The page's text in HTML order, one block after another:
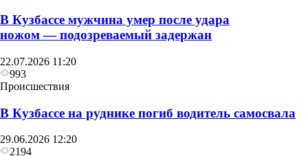
В Кузбассе мужчина умер после удара
ножом — подозреваемый задержан
22.07.2026 11:20
993
Происшествия
В Кузбассе на руднике погиб водитель самосвала
29.06.2026 12:20
2194